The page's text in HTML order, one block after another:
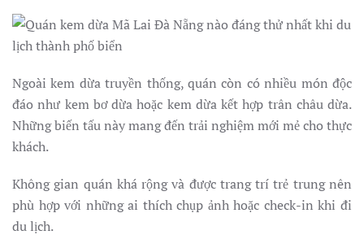
Ngoài kem dừa truyền thống, quán còn có nhiều món độc
đáo như kem bơ dừa hoặc kem dừa kết hợp trân châu dừa.
Những biến tấu này mang đến trải nghiệm mới mẻ cho thực
khách.
Không gian quán khá rộng và được trang trí trẻ trung nên
phù hợp với những ai thích chụp ảnh hoặc check-in khi đi
du lịch.